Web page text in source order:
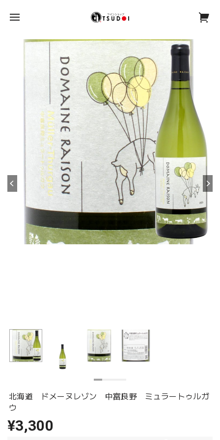
北海道 ドメーヌレゾン 中富良野 ミュラートゥルガ
ウ
¥3,300